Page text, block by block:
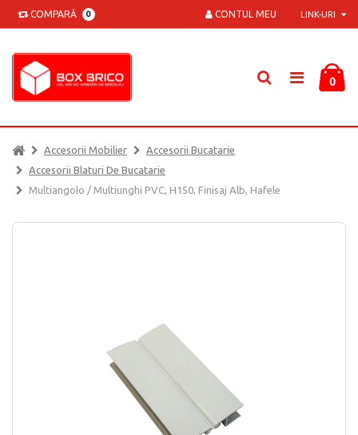
COMPARĂ 0 LINK-URI
CONTUL MEU
0
Accesorii Mobilier
Accesorii Bucatarie
Accesorii Blaturi De Bucatarie
Multiangolo / Multiunghi PVC, H150, Finisaj Alb, Hafele